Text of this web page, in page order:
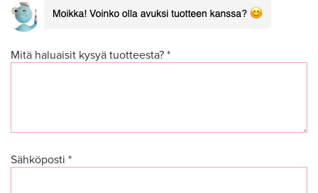
Mitä haluaisit kysyä tuotteesta? *
Sähköposti *